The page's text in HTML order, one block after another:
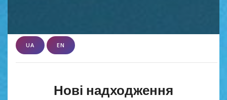
UA EN
Нові надходження